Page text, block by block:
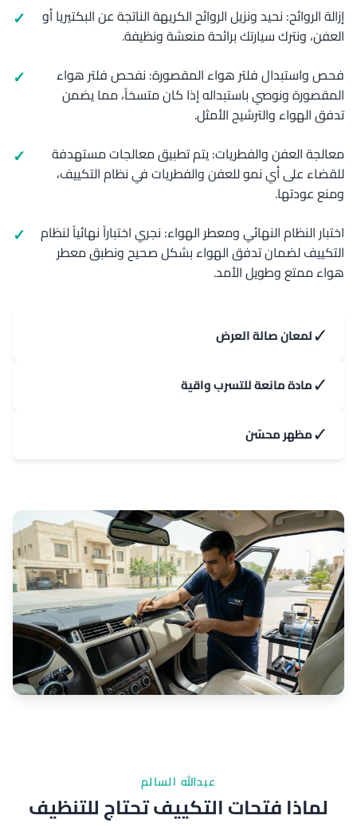
إزالة الروائح: نحيد ونزيل الروائح الكريهة الناتجة عن البكتيريا أو
العفن، ونترك سيارتك برائحة منعشة ونظيفة.
فحص واستبدال فلتر هواء المقصورة: نفحص فلتر هواء
المقصورة ونوصي باستبداله إذا كان متسخاً، مما يضمن
تدفق الهواء والترشيح الأمثل.
معالجة العفن والفطريات: يتم تطبيق معالجات مستهدفة
للقضاء على أي نمو للعفن والفطريات في نظام التكييف،
ومنع عودتها.
اختبار النظام النهائي ومعطر الهواء: نجري اختباراً نهائياً لنظام
التكييف لضمان تدفق الهواء بشكل صحيح ونطبق معطر
هواء ممتع وطويل الأمد.
✓لمعان صالة العرض
✓مادة مانعة للتسرب واقية
✓مظهر محسّن
عبدالله السالم
لماذا فتحات التكييف تحتاج للتنظيف